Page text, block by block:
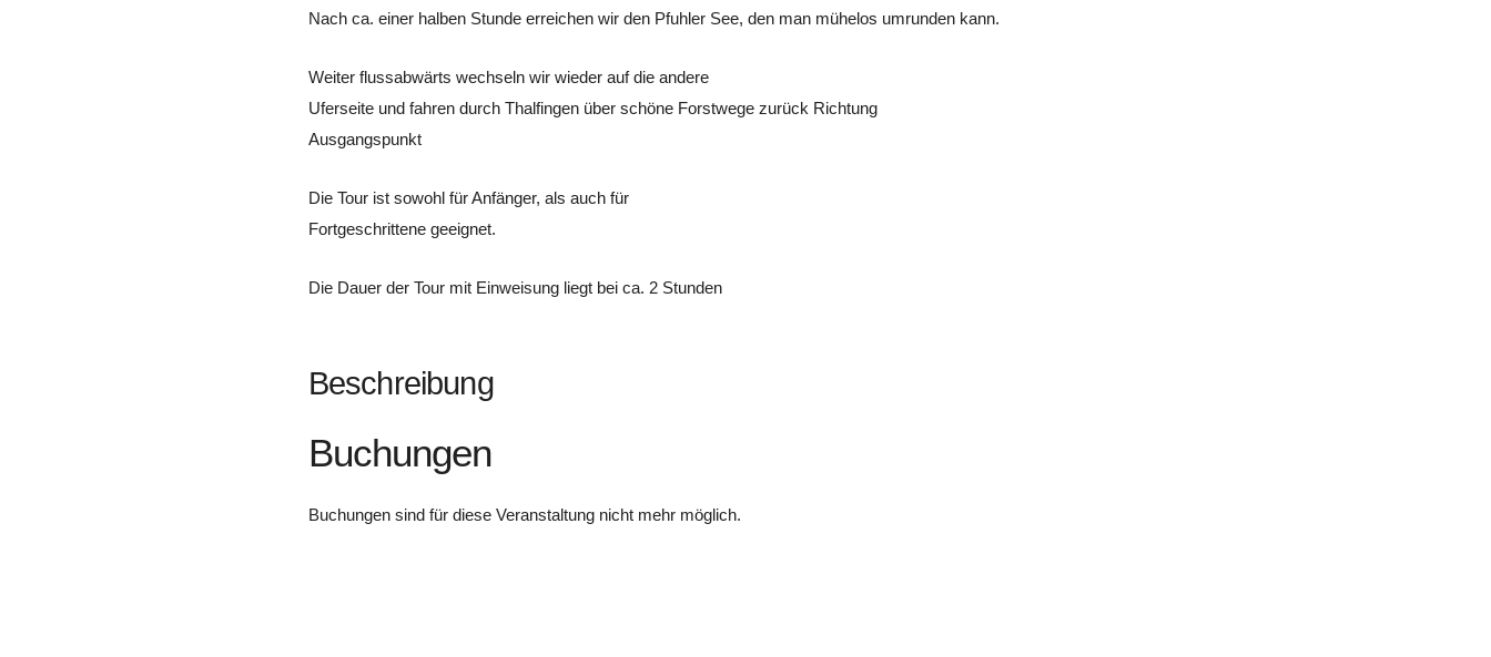
Nach ca. einer halben Stunde erreichen wir den PfuhlerSee, den man mühelos umrunden kann.
Weiter flussabwärts wechseln wir wieder auf die andere
Uferseite und fahren durch Thalfingen über schöne Forstwege zurück Richtung
Ausgangspunkt
Die Tour ist sowohl für Anfänger, als auch für
Fortgeschrittene geeignet.
Die Dauer der Tour mit Einweisung liegt bei ca. 2 Stunden
Beschreibung
Buchungen
Buchungen sind für diese Veranstaltung nicht mehr möglich.